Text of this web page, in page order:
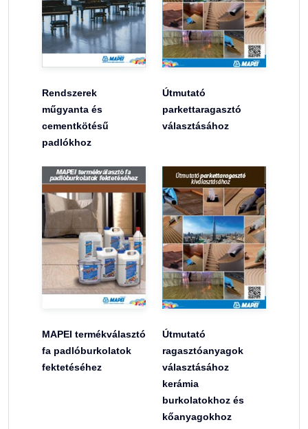
Rendszerek
műgyanta és
cementkötésű
padlókhoz
Útmutató
parkettaragasztó
választásához
MAPEI termékválasztó
fa padlóburkolatok
fektetéséhez
Útmutató
ragasztóanyagok
választásához
kerámia
burkolatokhoz és
kőanyagokhoz